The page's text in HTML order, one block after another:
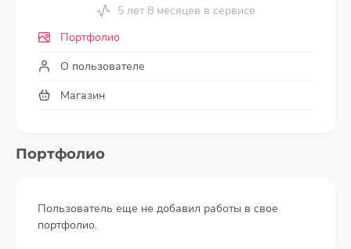
5 лет 8 месяцев в сервисе
Портфолио
О пользователе
Магазин
Портфолио
Пользователь еще не добавил работы в свое
портфолио.